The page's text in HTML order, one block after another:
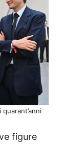
figure